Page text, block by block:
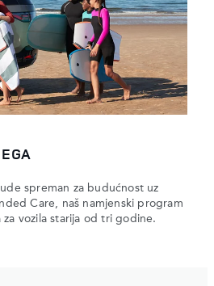
spreman za budućnost uz
Care, naš namjenski program
za vozila starija od tri godine.